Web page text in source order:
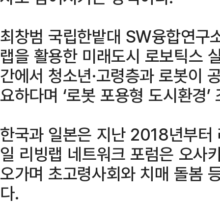
최창범 국립한밭대 SW융합연구
랩을 활용한 미래도시 로보틱스
간에서 청소년·고령층과 로봇이
요하다며 ‘로봇 포용형 도시환경
한국과 일본은 지난 2018년부터
일 리빙랩 네트워크 포럼은 오사
오가며 초고령사회와 치매 돌봄
다.